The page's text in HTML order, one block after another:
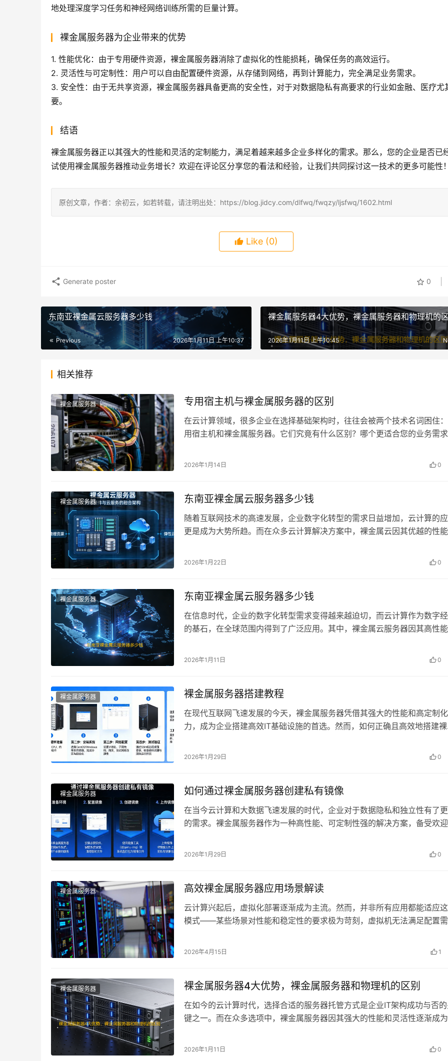
地处理深度学习任务和神经网络训练所需的巨量计算。
裸金属服务器为企业带来的优势
1. 性能优化：由于专用硬件资源，裸金属服务器消除了虚拟化的性能损耗，确保任务的高效运行。
2. 灵活性与可定制性：用户可以自由配置硬件资源，从存储到网络，再到计算能力，完全满足业务需求。
3. 安全性：由于无共享资源，裸金属服务器具备更高的安全性，对于对数据隐私有高要求的行业如金融、医疗尤
要。
结语
裸金属服务器正以其强大的性能和灵活的定制能力，满足着越来越多企业多样化的需求。那么，您的企业是否已
试使用裸金属服务器推动业务增长？欢迎在评论区分享您的看法和经验，让我们共同探讨这一技术的更多可能性
原创文章，作者：余初云，如若转载，请注明出处：https://blog.jidcy.com/dlfwq/fwqzy/ljsfwq/1602.html
Like (0)
0
Generate poster
东南亚裸金属云服务器多少钱
Previous 2026年1月11日 上午10:37
裸金属服务器4大优势，裸金属服务器和物理机的
2026年1月11日 上午10:45
相关推荐
裸金属服务器 专用宿主机与裸金属服务器的区别
在云计算领域，很多企业在选择基础架构时，往往会被两个技术名词困住
用宿主机和裸金属服务器。它们究竟有什么区别？哪个更适合您的业务需
2026年1月14日 0
裸金属服务器 东南亚裸金属云服务器多少钱
随着互联网技术的高速发展，企业数字化转型的需求日益增加，云计算的
更是成为大势所趋。而在众多云计算解决方案中，裸金属云因其优越的性
2026年1月22日 0
裸金属服务器 东南亚裸金属云服务器多少钱
在信息时代，企业的数字化转型需求变得越来越迫切，而云计算作为数字
的基石，在全球范围内得到了广泛应用。其中，裸金属云服务器因其高性
2026年1月11日 0
裸金属服务器 裸金属服务器搭建教程
在现代互联网飞速发展的今天，裸金属服务器凭借其强大的性能和高定制
力，成为企业搭建高效IT基础设施的首选。然而，如何正确且高效地搭建
2026年1月29日 0
裸金属服务器 如何通过裸金属服务器创建私有镜像
在当今云计算和大数据飞速发展的时代，企业对于数据隐私和独立性有了
的需求。裸金属服务器作为一种高性能、可定制性强的解决方案，备受欢
2026年1月29日 0
裸金属服务器 高效裸金属服务器应用场景解读
云计算兴起后，虚拟化部署逐渐成为主流。然而，并非所有应用都能适应
模式——某些场景对性能和稳定性的要求极为苛刻，虚拟机无法满足配置需
2026年4月15日 1
裸金属服务器 裸金属服务器4大优势，裸金属服务器和物理机的区别
在如今的云计算时代，选择合适的服务器托管方式是企业IT架构成功与否
键之一。而在众多选项中，裸金属服务器因其强大的性能和灵活性逐渐成
2026年1月11日 0